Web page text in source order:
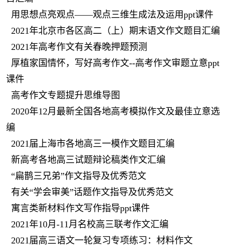
用思想点亮观点——观点三维生成法及运用ppt课件
2021年北京市各区高二（上）期末语文作文题目汇编
2021年高考作文有关春晚押题预测
厚植家国情怀，写好高考作文--高考作文审题立意ppt
课件
高考作文专题提升思维导图
2020年12月最新全国各地高考模拟作文及最佳立意选
编
2021届上海市各地高三一模作文题目汇编
新高考各地高三试题辩论稿类作文汇编
“扁鹊三兄弟”作文指导及优秀范文
有关“学会审美”话题作文指导及优秀范文
寓言类新材料作文写作指导ppt课件
2021年10月-11月名校高三联考作文汇编
2021届高三语文一轮复习专项练习：材料作文